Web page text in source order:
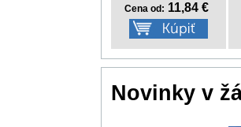
Cena od: 11,84 €
Novinky v